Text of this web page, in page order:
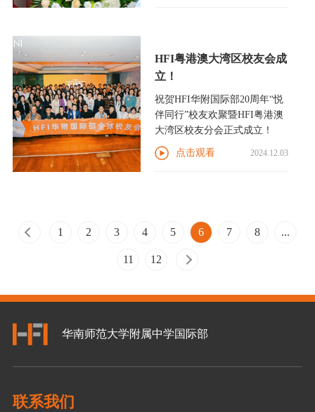
HFI粤港澳大湾区校友会成
立！
祝贺HFI华附国际部20周年“悦
伴同行”校友欢聚暨HFI粤港澳
大湾区校友分会正式成立！
点击观看 2024.12.03
1 2 3 4 5 6 7 8 ...
11 12
华南师范大学附属中学国际部
联系我们